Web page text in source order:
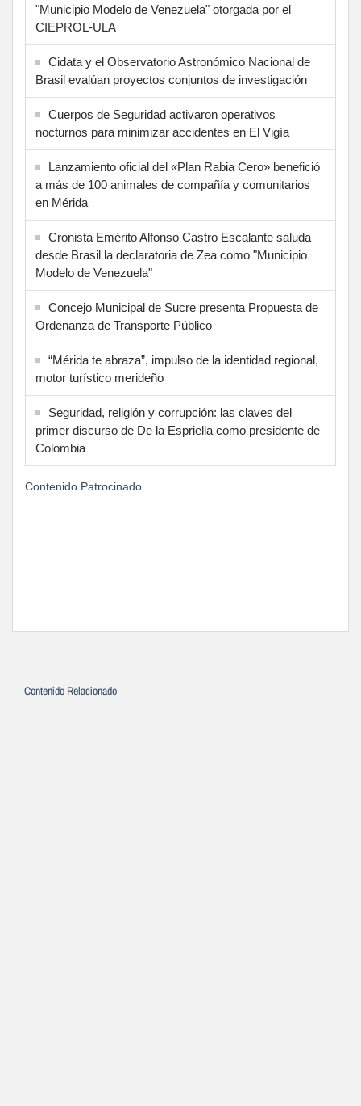
"Municipio Modelo de Venezuela" otorgada por el
CIEPROL-ULA
Cidata y el Observatorio Astronómico Nacional de
Brasil evalúan proyectos conjuntos de investigación
Cuerpos de Seguridad activaron operativos
nocturnos para minimizar accidentes en El Vigía
Lanzamiento oficial del «Plan Rabia Cero» benefició
a más de 100 animales de compañía y comunitarios
en Mérida
Cronista Emérito Alfonso Castro Escalante saluda
desde Brasil la declaratoria de Zea como "Municipio
Modelo de Venezuela"
Concejo Municipal de Sucre presenta Propuesta de
Ordenanza de Transporte Público
“Mérida te abraza”, impulso de la identidad regional,
motor turístico merideño
Seguridad, religión y corrupción: las claves del
primer discurso de De la Espriella como presidente de
Colombia
Contenido Patrocinado
Contenido Relacionado